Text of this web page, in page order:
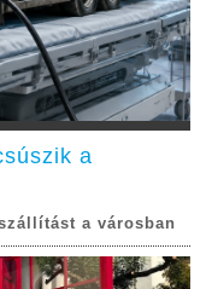
a
a városban